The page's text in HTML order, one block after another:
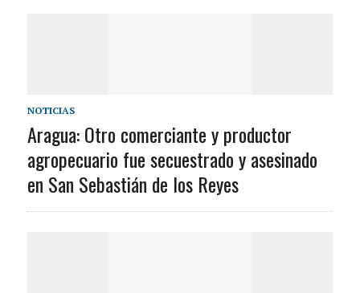
NOTICIAS
Aragua: Otro comerciante y productor
agropecuario fue secuestrado y asesinado
en San Sebastián de los Reyes